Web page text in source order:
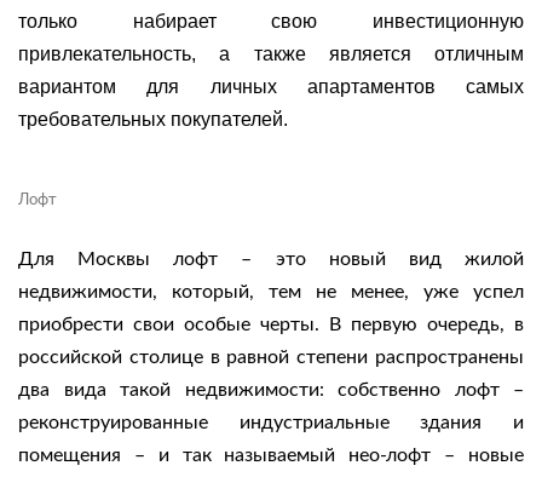
только набирает свою инвестиционную
привлекательность, а также является отличным
вариантом для личных апартаментов самых
требовательных покупателей.
Лофт
Для Москвы лофт – это новый вид жилой
недвижимости, который, тем не менее, уже успел
приобрести свои особые черты. В первую очередь, в
российской столице в равной степени распространены
два вида такой недвижимости: собственно лофт –
реконструированные индустриальные здания и
помещения – и так называемый нео-лофт – новые